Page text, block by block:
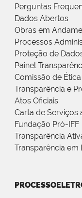
Perguntas
Dados Abertos
Obras em
Processos
Proteção de
Painel
Comissão de
Transparência e
Atos Oficiais
Carta de Serviços
Fundação Pró-IFF
Transparência
Transparência